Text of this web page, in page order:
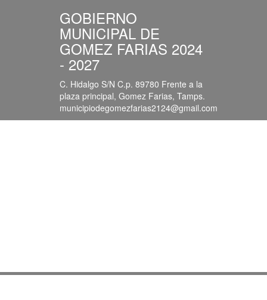
GOBIERNO
MUNICIPAL DE
GOMEZ FARIAS 2024
- 2027
C. Hidalgo S/N C.p. 89780 Frente a la
plaza principal, Gomez Farias, Tamps.
municipiodegomezfarias2124@gmail.com